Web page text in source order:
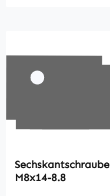
Sechskantschraube
M8x14-8.8